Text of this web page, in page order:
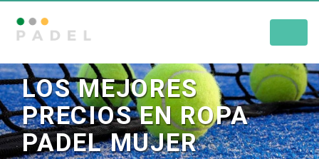
LOS MEJORES
PRECIOS EN ROPA
PADEL MUJER